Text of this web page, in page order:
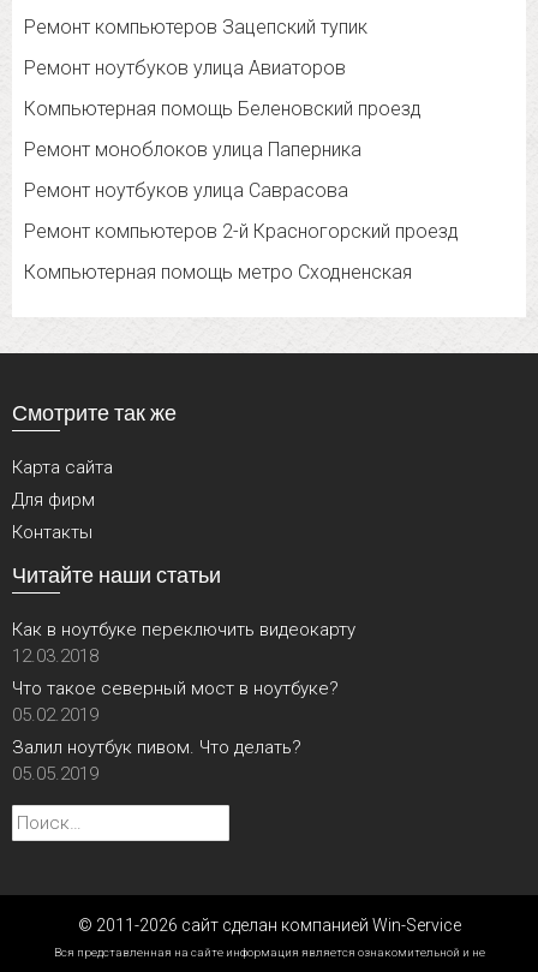
Ремонт компьютеров Зацепский тупик
Ремонт ноутбуков улица Авиаторов
Компьютерная помощь Беленовский проезд
Ремонт моноблоков улица Паперника
Ремонт ноутбуков улица Саврасова
Ремонт компьютеров 2-й Красногорский проезд
Компьютерная помощь метро Сходненская
Смотрите так же
Карта сайта
Для фирм
Контакты
Читайте наши статьи
Как в ноутбуке переключить видеокарту
12.03.2018
Что такое северный мост в ноутбуке?
05.02.2019
Залил ноутбук пивом. Что делать?
05.05.2019
Найти:
© 2011-2026 сайт сделан компанией Win-Service
Вся представленная на сайте информация является ознакомительной и не